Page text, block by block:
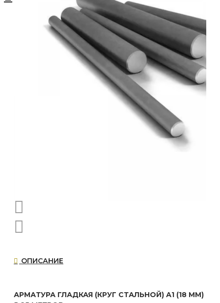
Ваша корзина пуста!
ОПИСАНИЕ
АРМАТУРА ГЛАДКАЯ (КРУГ СТАЛЬНОЙ) А1 (18 ММ)